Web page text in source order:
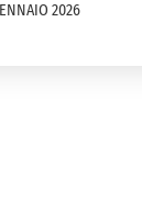
2026